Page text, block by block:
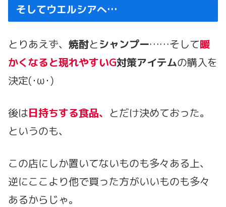
そしてウエルシアへ…
とりあえず、 焼酎とシャンプー……そして暖
かくなると現れやすいG対策アイテムの購入を
決定(･ω･)
後は日持ちする食品、
とだけ決めておった。
というのも、
この店にしか置いてないものも多々ある上、
逆にここより他で買った方がいいものも多々
あるからじゃ。